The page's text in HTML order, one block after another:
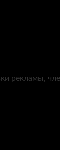
рекламы,